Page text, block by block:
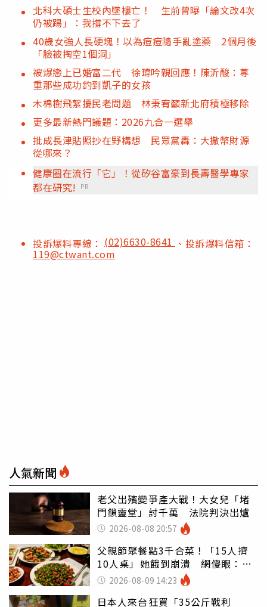
北科大碩士生校內墜樓亡！ 生前曾曝「論文改4次
仍被踢」：我撐不下去了
40歲女強人長硬塊！以為痘痘隨手亂塗藥 2個月後
「臉被掏空1個洞」
被爆戀上已婚富二代 徐瑋吟親回應！陳沂酸：尊
重那些成功釣到凱子的女孩
木棉樹飛絮擾民老問題 林秉宥籲新北府積極移除
更多最新熱門議題：2026九合一選舉
批成長津貼照抄在野構想 民眾黨轟：大撒幣財源
從哪來？
健康圈在流行「它」！從矽谷富豪到長壽醫學專家
都在研究!
PR
投訴爆料專線： (02)6630-8641 、投訴爆料信箱：
119@ctwant.com
人氣新聞
老父出殯變爭產大戰！大女兒「堵
門鎖靈堂」討千萬 法院判決出爐
2026-08-08 20:57
父親節聚餐點3千合菜！「15人擠
10人桌」她餓到崩潰 網傻眼：讓
店家看笑話
2026-08-09 14:23
日本人來台狂買「35公斤戰利